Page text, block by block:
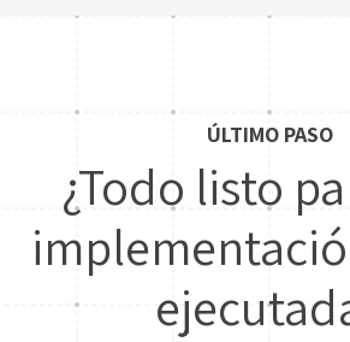
ÚLTIMO PASO
¿Todo listo